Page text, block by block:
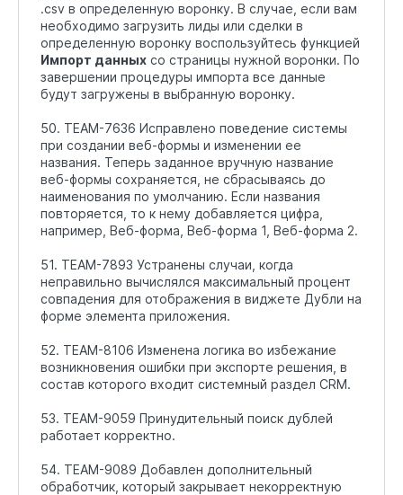
.csv в определенную воронку. В случае, если вам
необходимо загрузить лиды или сделки в
определенную воронку воспользуйтесь функцией
Импорт данных со страницы нужной воронки. По
завершении процедуры импорта все данные
будут загружены в выбранную воронку.
50. TEAM-7636 Исправлено поведение системы
при создании веб-формы и изменении ее
названия. Теперь заданное вручную название
веб-формы сохраняется, не сбрасываясь до
наименования по умолчанию. Если названия
повторяется, то к нему добавляется цифра,
например, Веб-форма, Веб-форма 1, Веб-форма 2.
51. TEAM-7893 Устранены случаи, когда
неправильно вычислялся максимальный процент
совпадения для отображения в виджете Дубли на
форме элемента приложения.
52. TEAM-8106 Изменена логика во избежание
возникновения ошибки при экспорте решения, в
состав которого входит системный раздел CRM.
53. TEAM-9059 Принудительный поиск дублей
работает корректно.
54. TEAM-9089 Добавлен дополнительный
обработчик, который закрывает некорректную